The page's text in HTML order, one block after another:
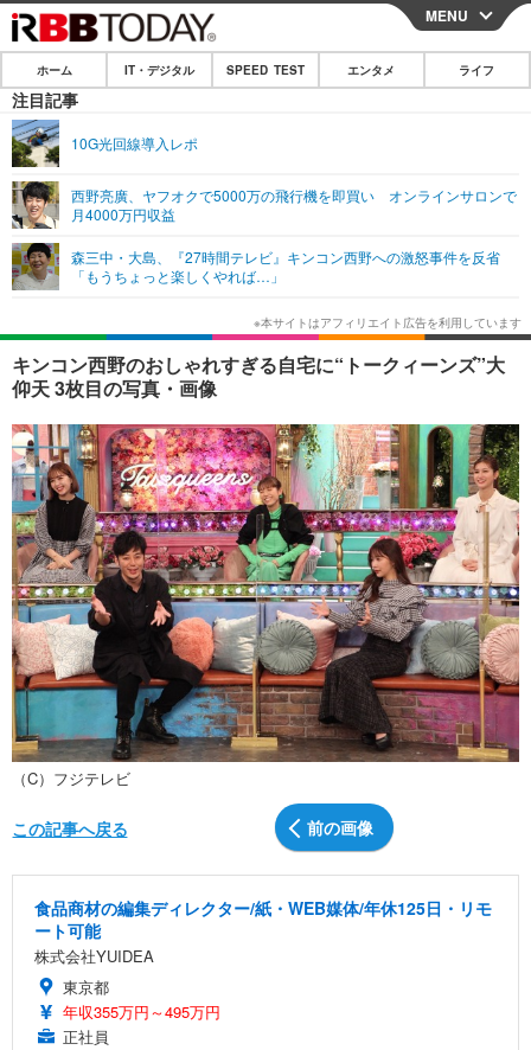
CLOSE
ホーム
IT・デジタル
ネタ
ショッピング その他
SPEED TEST
エンタメ
エンタメTOP
韓国・芸能
音楽 スポーツ
ショッピング その他
ライフ
ライフTOP グルメ
ペット ショッピング
その他
リリース一覧
プッシュ通知の停止方法
MENU
ホーム IT・デジタル SPEED TEST エンタメ ライフ
注目記事
10G光回線導入レポ
西野亮廣、ヤフオクで5000万の飛行機を即買い オンラインサロンで
月4000万円収益
森三中・大島、『27時間テレビ』キンコン西野への激怒事件を反省
「もうちょっと楽しくやれば…」
キンコン西野のおしゃれすぎる自宅に“トークィーンズ”大
仰天 3枚目の写真・画像
（C）フジテレビ
前の画像
この記事へ戻る
食品商材の編集ディレクター/紙・WEB媒体/年休125日・リモ
ート可能
株式会社YUIDEA
東京都
年収355万円～495万円
正社員